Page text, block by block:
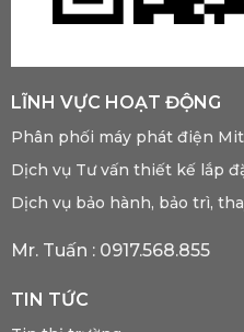
LĨNH VỰC HOẠT ĐỘNG
Phân phối máy phát điện
Dịch vụ Tư vấn thiết kế lắp
Dịch vụ bảo hành, bảo trì,
Mr. Tuấn : 0917.568.855
TIN TỨC